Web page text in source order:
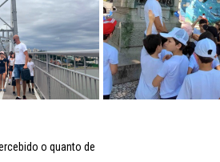
o quanto de